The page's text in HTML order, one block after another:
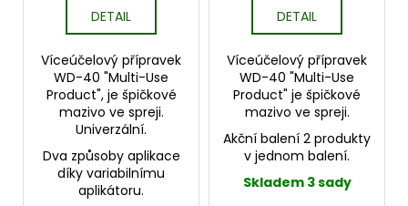
DETAIL
Víceúčelový přípravek
WD-40 "Multi-Use
Product", je špičkové
mazivo ve spreji.
Univerzální.
Dva způsoby aplikace
díky variabilnímu
aplikátoru.
DETAIL
Víceúčelový přípravek
WD-40 "Multi-Use
Product" je špičkové
mazivo ve spreji.
Akční balení 2 produkty
v jednom balení.
Skladem 3 sady